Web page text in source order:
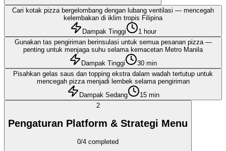
Cari kotak pizza bergelombang dengan lubang ventilasi — mencegah
kelembakan di iklim tropis Filipina
Dampak Tinggi
1 hour
Gunakan tas pengiriman berinsulasi untuk semua pesanan pizza —
penting untuk menjaga suhu selama kemacetan Metro Manila
Dampak Tinggi
30 min
Pisahkan gelas saus dan topping ekstra dalam wadah tertutup untuk
mencegah pizza menjadi lembek selama pengiriman
Dampak Sedang
15 min
2
Pengaturan Platform & Strategi Menu
0/4 completed